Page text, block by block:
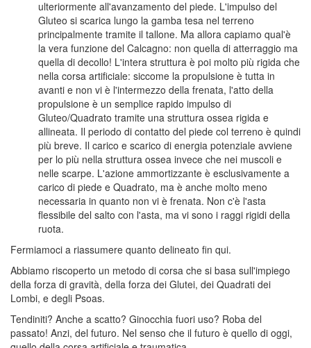
ulteriormente all'avanzamento del piede. L'impulso del
Gluteo si scarica lungo la gamba tesa nel terreno
principalmente tramite il tallone. Ma allora capiamo qual'è
la vera funzione del Calcagno: non quella di atterraggio ma
quella di decollo! L'intera struttura è poi molto più rigida che
nella corsa artificiale: siccome la propulsione è tutta in
avanti e non vi è l'intermezzo della frenata, l'atto della
propulsione è un semplice rapido impulso di
Gluteo/Quadrato tramite una struttura ossea rigida e
allineata. Il periodo di contatto del piede col terreno è quindi
più breve. Il carico e scarico di energia potenziale avviene
per lo più nella struttura ossea invece che nei muscoli e
nelle scarpe. L'azione ammortizzante è esclusivamente a
carico di piede e Quadrato, ma è anche molto meno
necessaria in quanto non vi è frenata. Non c'è l'asta
flessibile del salto con l'asta, ma vi sono i raggi rigidi della
ruota.
Fermiamoci a riassumere quanto delineato fin qui.
Abbiamo riscoperto un metodo di corsa che si basa sull'impiego
della forza di gravità, della forza dei Glutei, dei Quadrati dei
Lombi, e degli Psoas.
Tendiniti? Anche a scatto? Ginocchia fuori uso? Roba del
passato! Anzi, del futuro. Nel senso che il futuro è quello di oggi,